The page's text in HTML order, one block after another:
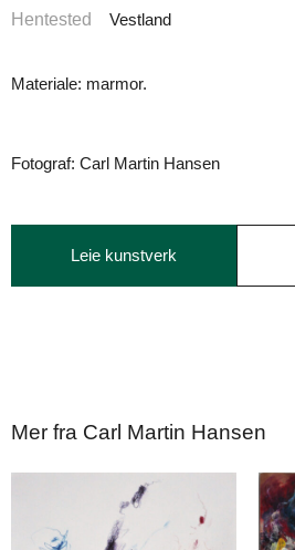
Hentested
Vestland
Materiale: marmor.
Fotograf: Carl Martin Hansen
Leie kunstverk
Mer fra Carl Martin Hansen